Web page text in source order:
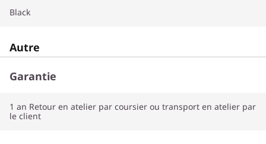
Black
Autre
Garantie
1 an Retour en atelier par coursier ou transport en atelier par
le client